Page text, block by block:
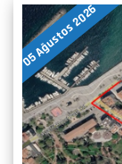
05 Ağustos 2026